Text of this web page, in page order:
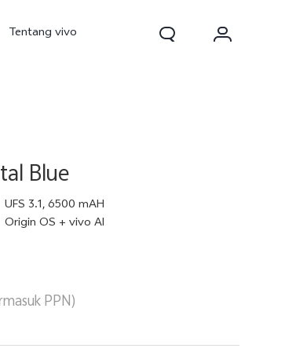
Tentang vivo
Blue
UFS 3.1, 6500 mAH
Origin OS + vivo AI
PPN)